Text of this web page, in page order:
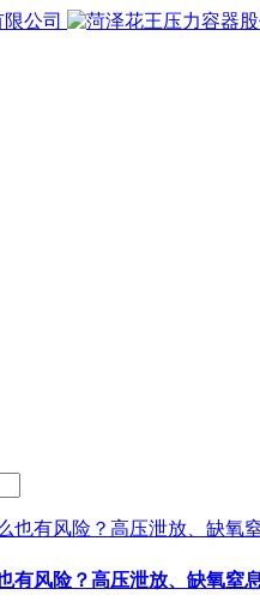
有风险？高压泄放、缺氧窒